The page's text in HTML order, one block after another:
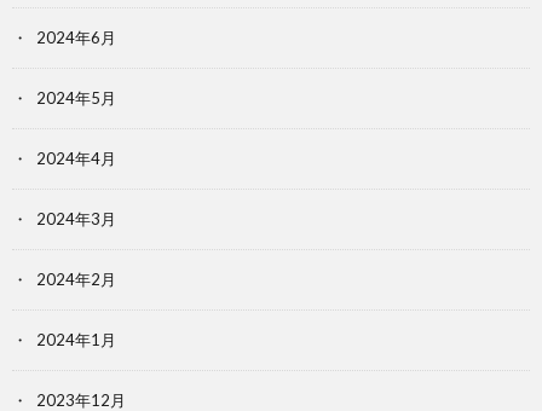
2024年6月
2024年5月
2024年4月
2024年3月
2024年2月
2024年1月
2023年12月